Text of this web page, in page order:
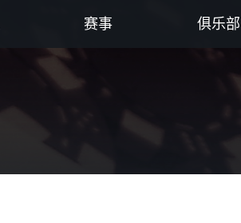
赛事 俱乐部